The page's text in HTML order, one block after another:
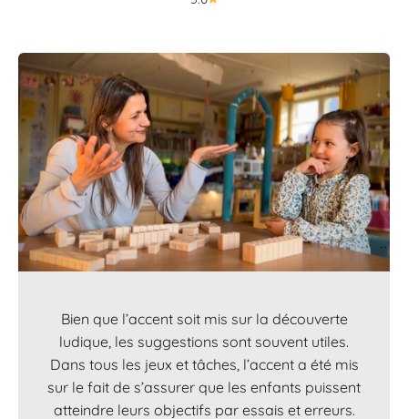
Bien que l’accent soit mis sur la découverte
ludique, les suggestions sont souvent utiles.
Dans tous les jeux et tâches, l’accent a été mis
sur le fait de s’assurer que les enfants puissent
atteindre leurs objectifs par essais et erreurs.